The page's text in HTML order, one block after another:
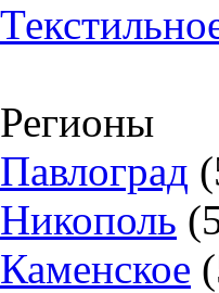
Регионы
Павлоград
Никополь
Каменское